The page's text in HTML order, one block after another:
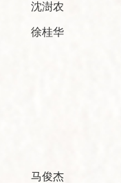
沈澍农
徐桂华
马俊杰